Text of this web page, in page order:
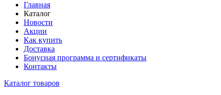
Главная
Каталог
Новости
Акции
Как купить
Доставка
Бонусная программа и сертификаты
Контакты
Каталог товаров